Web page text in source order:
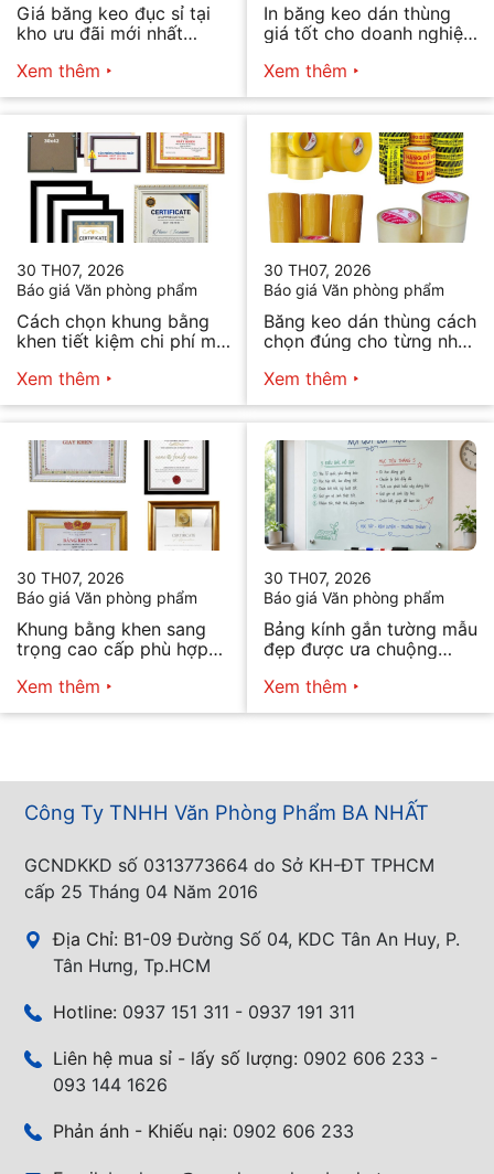
Giá băng keo đục sỉ tại
kho ưu đãi mới nhất
Xem thêm
In băng keo dán thùng
giá tốt cho doanh nghiệp
Xem thêm
30 TH07, 2026
Báo giá Văn phòng phẩm
Cách chọn khung bằng
khen tiết kiệm chi phí mà
Xem thêm
30 TH07, 2026
Báo giá Văn phòng phẩm
Băng keo dán thùng cách
chọn đúng cho từng nhu
Xem thêm
30 TH07, 2026
Báo giá Văn phòng phẩm
Khung bằng khen sang
trọng cao cấp phù hợp
Xem thêm
30 TH07, 2026
Báo giá Văn phòng phẩm
Bảng kính gắn tường mẫu
đẹp được ưa chuộng
Xem thêm
Công Ty TNHH Văn Phòng Phẩm BA NHẤT
GCNDKKD số 0313773664 do Sở KH-ĐT TPHCM
cấp 25 Tháng 04 Năm 2016
Địa Chỉ: B1-09 Đường Số 04, KDC Tân An Huy, P.
Tân Hưng, Tp.HCM
Hotline: 0937 151 311 - 0937 191 311
Liên hệ mua sỉ - lấy số lượng: 0902 606 233 -
093 144 1626
Phản ánh - Khiếu nại: 0902 606 233